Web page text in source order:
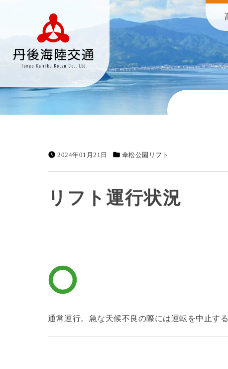
2024年01月21日 傘松公園リフト
リフト運行状況
通常運行。急な天候不良の際には運転を中止す